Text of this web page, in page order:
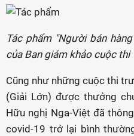
Tác phẩm "Người bán
của Ban giám khảo cuộc thi
Cũng như những cuộc thi
(Giải Lớn) được thưởng
Hữu nghị Nga-Việt đã
covid-19 trở lại bình